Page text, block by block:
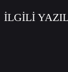
İLGİLİ